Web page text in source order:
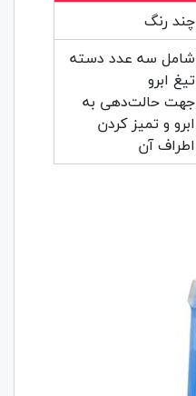
چند رنگ
شامل سه عدد دسته
تیغ ابرو
جهت حالت‌دهی به
ابرو و تمیز کردن
اطراف آن